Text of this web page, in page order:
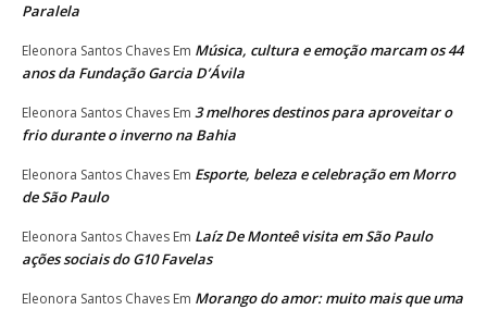
Paralela
Eleonora Santos Chaves Em Música, cultura e emoção marcam os 44
anos da Fundação Garcia D’Ávila
Eleonora Santos Chaves Em 3 melhores destinos para aproveitar o
frio durante o inverno na Bahia
Eleonora Santos Chaves Em Esporte, beleza e celebração em Morro
de São Paulo
Eleonora Santos Chaves Em Laíz De Monteê visita em São Paulo
ações sociais do G10 Favelas
Eleonora Santos Chaves Em Morango do amor: muito mais que uma